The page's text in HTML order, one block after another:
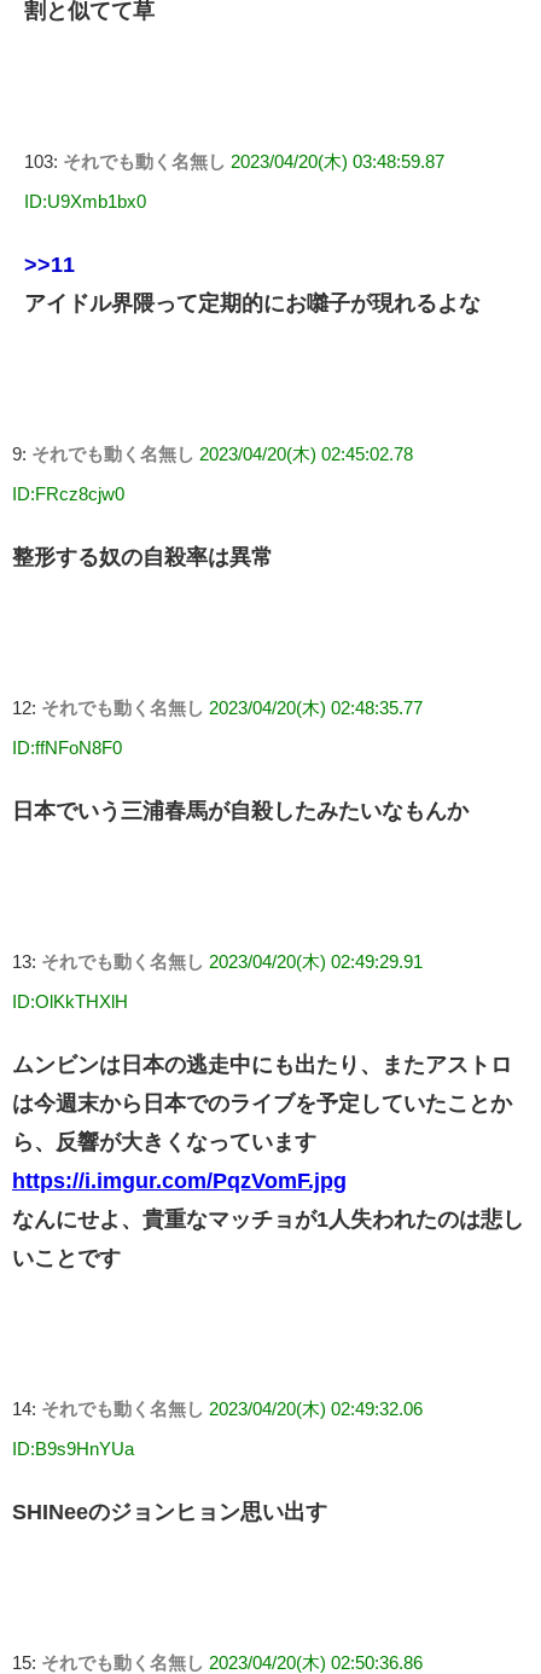
割と似てて草
103: それでも動く名無し 2023/04/20(木) 03:48:59.87
ID:U9Xmb1bx0
>>11
アイドル界隈って定期的にお囃子が現れるよな
9: それでも動く名無し 2023/04/20(木) 02:45:02.78
ID:FRcz8cjw0
整形する奴の自殺率は異常
12: それでも動く名無し 2023/04/20(木) 02:48:35.77
ID:ffNFoN8F0
日本でいう三浦春馬が自殺したみたいなもんか
13: それでも動く名無し 2023/04/20(木) 02:49:29.91
ID:OlKkTHXlH
ムンビンは日本の逃走中にも出たり、またアストロ
は今週末から日本でのライブを予定していたことか
ら、反響が大きくなっています
https://i.imgur.com/PqzVomF.jpg
なんにせよ、貴重なマッチョが1人失われたのは悲し
いことです
14: それでも動く名無し 2023/04/20(木) 02:49:32.06
ID:B9s9HnYUa
SHINeeのジョンヒョン思い出す
15: それでも動く名無し 2023/04/20(木) 02:50:36.86